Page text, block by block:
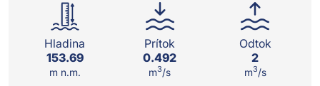
Hladina
153.69
m n.m.
Prítok
0.492
m3/s
Odtok
2
m3/s